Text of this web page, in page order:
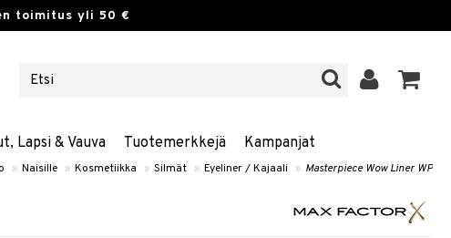
toimitus yli 50 €
Lapsi & Vauva Tuotemerkkejä Kampanjat
» Naisille » Kosmetiikka » Silmät » Eyeliner / Kajaali » Masterpiece Wow Liner WP